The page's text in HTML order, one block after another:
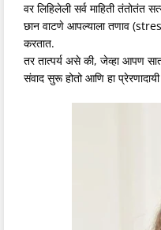
वर लिहिलेली सर्व माहिती तंतोतंत
छान वाटणे आपल्याला तणाव
करतात.
तर तात्पर्य असे की, जेव्हा आपण
संवाद सुरू होतो आणि हा